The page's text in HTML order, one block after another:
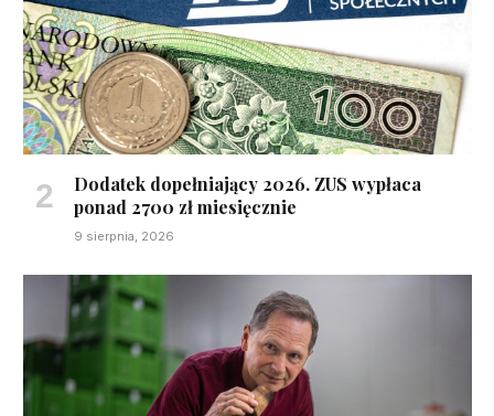
Dodatek dopełniający 2026. ZUS wypłaca
ponad 2700 zł miesięcznie
9 sierpnia, 2026